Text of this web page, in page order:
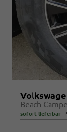
Beach
sofort lieferbar